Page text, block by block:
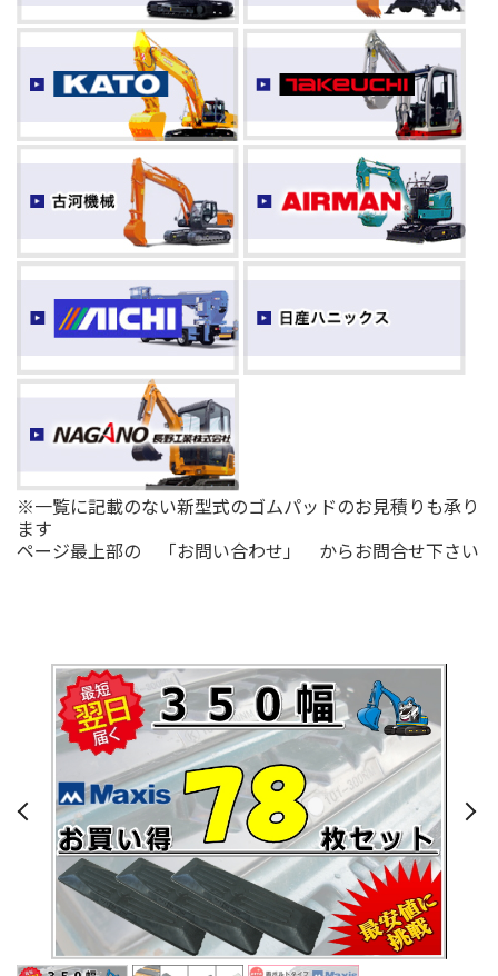
※一覧に記載のない新型式のゴムパッドのお見積りも承り
ます
ページ最上部の 「お問い合わせ」 からお問合せ下さい